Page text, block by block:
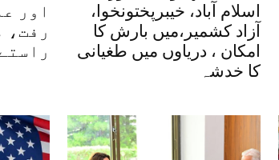
اور
رفت،
اسلام آباد، خیبرپختونخوا،
آزاد کشمیر،میں بارش کا
امکان ، دریاوں میں طغیانی
کا خدشہ